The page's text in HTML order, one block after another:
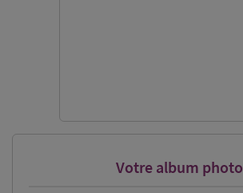
Votre album photo